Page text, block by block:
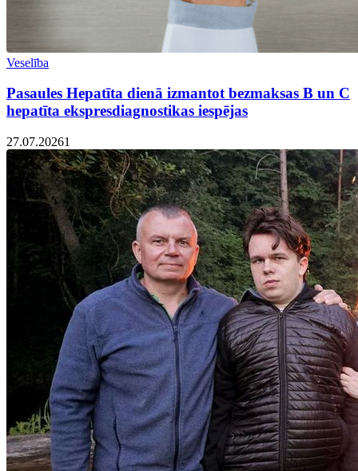
Veselība
Pasaules Hepatīta dienā izmantot bezmaksas B un C
hepatīta ekspresdiagnostikas iespējas
27.07.20261